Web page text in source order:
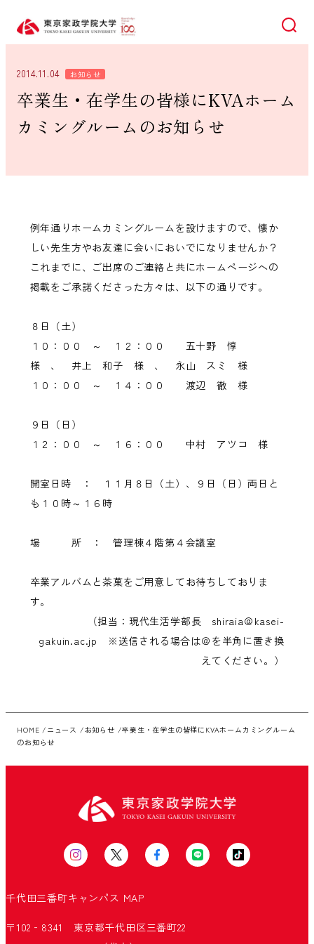
検索
2014.11.04 お知らせ
卒業生・在学生の皆様にKVAホーム
カミングルームのお知らせ
例年通りホームカミングルームを設けますので、懐か
しい先生方やお友達に会いにおいでになりませんか？
これまでに、ご出席のご連絡と共にホームページへの
掲載をご承諾くださった方々は、以下の通りです。
８日（土）
１０：００ ～ １２：００ 五十野 惇
様 、 井上 和子 様 、 永山 スミ 様
１０：００ ～ １４：００ 渡辺 徹 様
９日（日）
１２：００ ～ １６：００ 中村 アツコ 様
開室日時 ： １１月８日（土）、９日（日）両日と
も１０時～１６時
場 所 ： 管理棟４階第４会議室
卒業アルバムと茶菓をご用意してお待ちしておりま
す。
（担当：現代生活学部長 shiraia＠kasei-
gakuin.ac.jp ※送信される場合は＠を半角に置き換
えてください。）
HOME ニュース お知らせ
卒業生・在学生の皆様にKVAホームカミングルーム
のお知らせ
千代田三番町キャンパス MAP
〒102‐8341 東京都千代田区三番町22